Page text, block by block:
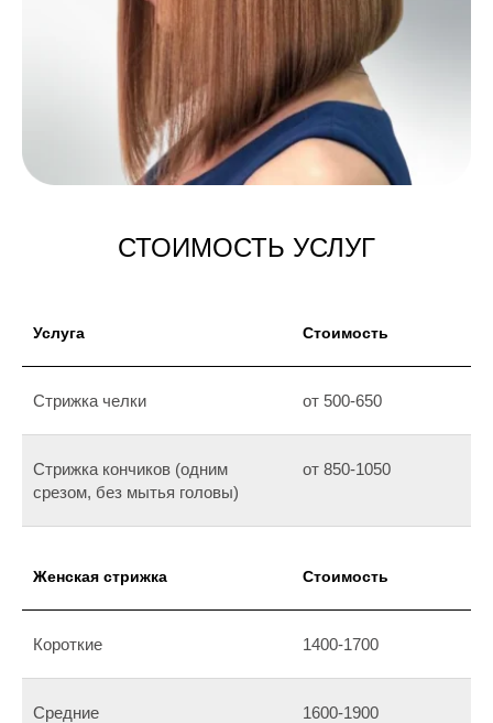
СТОИМОСТЬ УСЛУГ
Услуга Стоимость
Стрижка челки от 500-650
Стрижка кончиков (одним
срезом, без мытья головы)
от 850-1050
Женская стрижка Стоимость
Короткие 1400-1700
Средние 1600-1900